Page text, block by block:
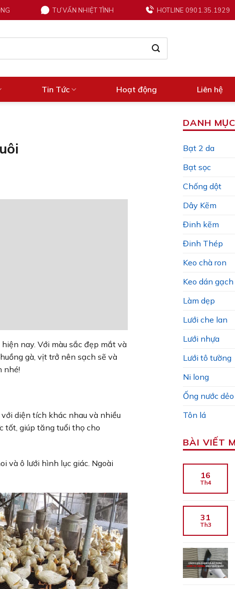
TƯ VẤN NHIỆT TÌNH HOTLINE 0901.35.1929
Tin Tức Hoạt động Liên hệ
nay. Với màu sắc đẹp mắt và
gà, vịt trở nên sạch sẽ và
nhé!
diện tích khác nhau và nhiều
tốt, giúp tăng tuổi thọ cho
và ô lưới hình lục giác. Ngoài
DANH MỤC
Bạt 2 da
Bạt sọc
Chống dột
Dây Kẽm
Đinh kẽm
Đinh Thép
Keo chà ron
Keo dán gạch
Làm dẹp
Lưới che lan
Lưới nhựa
Lưới tô tường
Ni long
Ống nước dẻo
Tôn lá
BÀI VIẾT
16
Th4
31
Th3